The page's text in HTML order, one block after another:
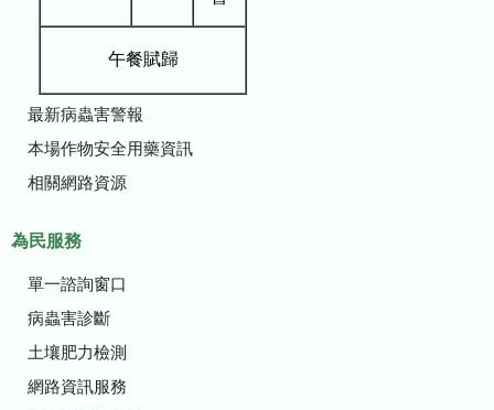
午餐賦歸
最新病蟲害警報
本場作物安全用藥資訊
相關網路資源
為民服務
單一諮詢窗口
病蟲害診斷
土壤肥力檢測
網路資訊服務